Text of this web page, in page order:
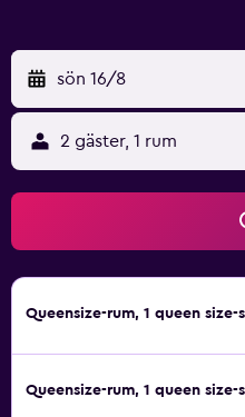
Detta hotell har bland annat
fitnesscenter.
sön 16/8
2 gäster, 1 rum
Queensize-rum, 1 queen size-
Queensize-rum, 1 queen size-